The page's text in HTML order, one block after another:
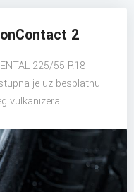
2
225/55 R18
je uz besplatnu
vulkanizera.